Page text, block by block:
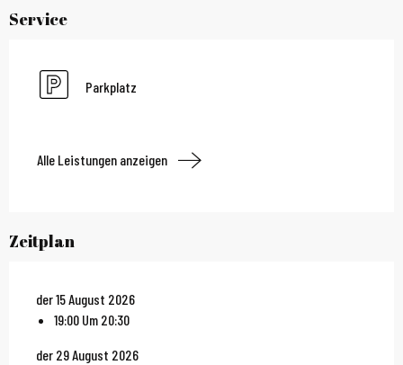
Service
Parkplatz
Alle Leistungen anzeigen
Zeitplan
der 15 August 2026
19:00 Um 20:30
der 29 August 2026